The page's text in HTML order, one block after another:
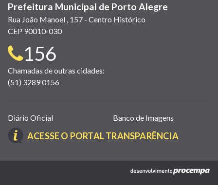
Prefeitura Municipal de Porto Alegre
Rua João Manoel , 157 - Centro Histórico
CEP 90010-030
Telefone
para
contato:
156
Chamadas de outras cidades:
(51) 3289 0156
Links
úteis
(abrem
nova
Diário Oficial Banco de Imagens
ACESSE O PORTAL TRANSPARÊNCIA(LINK
EM
NOVA